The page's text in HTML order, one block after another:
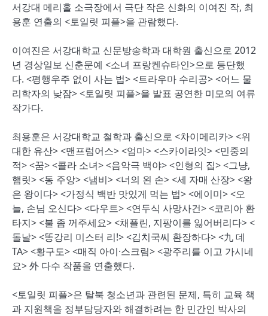
서강대 메리홀 소극장에서 극단 작은 신화의 이여진 작, 최
용훈 연출의 <토일릿 피플>을 관람했다.
이여진은 서강대학교 신문방송학과 대학원 출신으로 2012
년 경상일보 신춘문예 <소녀 프랑켄슈타인>으로 등단했
다. <평행우주 없이 사는 법> <트라우마 수리공> <어느 물
리학자의 낮잠> <토일릿 피플>을 발표 공연한 미모의 여류
작가다.
최용훈은 서강대학교 철학과 출신으로 <차이메리카> <위
대한 유산> <맨프럼어스> <엄마> <스카이라잇> <민중의
적> <꿈> <콜라 소녀> <음악극 백야> <인형의 집> <그냥,
햄릿> <동 주앙> <냄비> <너의 왼 손> <세 자매 산장> <왕
은 왕이다> <가정식 백반 맛있게 먹는 법> <에이미> <오
늘, 손님 오신다> <다우트> <연두식 사망사건> <코리아 환
타지> <불 좀 꺼주세요> <채플린, 지팡이를 잃어버리다> <
돌날> <똥강리 미스터 리!> <김치국씨 환장하다> <九 데
TA> <황구도> <매직 아이·스크림> <광주리를 이고 가시네
요> 外 다수 작품을 연출했다.
<토일릿 피플>은 탈북 청소년과 관련된 문제, 특히 교육 책
과 지원책을 정부담당자와 해결하려는 한 민간인 박사의